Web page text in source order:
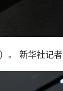
。 新华社记